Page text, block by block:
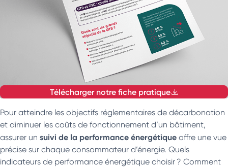
Télécharger notre fiche pratique
Pour atteindre les objectifs réglementaires de décarbonation
et diminuer les coûts de fonctionnement d’un bâtiment,
assurer un suivi de la performance énergétique offre une vue
précise sur chaque consommateur d’énergie. Quels
indicateurs de performance énergétique choisir ? Comment